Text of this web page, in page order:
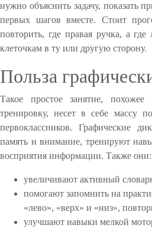
нужно объяснить задачу, показать
первых шагов вместе. Стоит
повторить, где правая ручка, а
клеточкам в ту или другую сторону.
Польза
Такое простое занятие,
тренировку, несет в себе массу
первоклассников. Графические
память и внимание, тренируют
восприятия информации. Также они:
увеличивают активный
помогают запомнить на
«лево», «верх» и «низ»,
улучшают навыки мелкой